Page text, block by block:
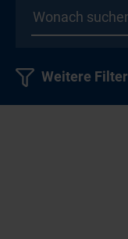
Weitere Filter